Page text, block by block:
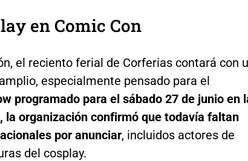
en Comic Con
el reciento ferial de Corferias contará con
especialmente pensado para el
programado para el sábado 27 de junio en
la organización confirmó que todavía faltan
por anunciar, incluidos actores de
del cosplay.